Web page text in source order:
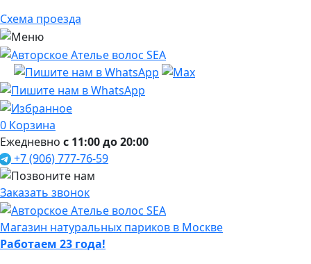
Схема проезда
0 Корзина
Ежедневно с 11:00 до 20:00
+7 (906) 777-76-59
Заказать звонок
Магазин натуральных париков в Москве
Работаем 23 года!